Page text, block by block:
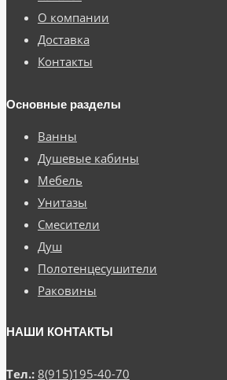
О компании
Доставка
Контакты
Основные разделы
Ванны
Душевые кабины
Мебель
Унитазы
Смесители
Душ
Полотенцесушители
Раковины
НАШИ КОНТАКТЫ
Тел.: 8(915)195-40-70